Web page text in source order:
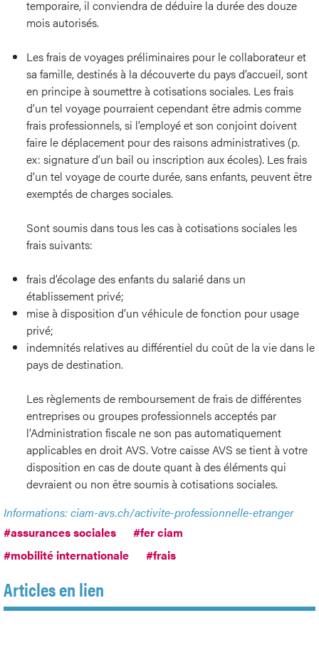
temporaire, il conviendra de déduire la durée des douze
mois autorisés.
Les frais de voyages préliminaires pour le collaborateur et
sa famille, destinés à la découverte du pays d’accueil, sont
en principe à soumettre à cotisations sociales. Les frais
d’un tel voyage pourraient cependant être admis comme
frais professionnels, si l’employé et son conjoint doivent
faire le déplacement pour des raisons administratives (p.
ex: signature d’un bail ou inscription aux écoles). Les frais
d’un tel voyage de courte durée, sans enfants, peuvent être
exemptés de charges sociales.
Sont soumis dans tous les cas à cotisations sociales les
frais suivants:
frais d’écolage des enfants du salarié dans un
établissement privé;
mise à disposition d’un véhicule de fonction pour usage
privé;
indemnités relatives au différentiel du coût de la vie dans le
pays de destination.
Les règlements de remboursement de frais de différentes
entreprises ou groupes professionnels acceptés par
l’Administration fiscale ne son pas automatiquement
applicables en droit AVS. Votre caisse AVS se tient à votre
disposition en cas de doute quant à des éléments qui
devraient ou non être soumis à cotisations sociales.
Informations: ciam-avs.ch/activite-professionnelle-etranger
#assurances sociales
#fer ciam
#mobilité internationale
#frais
Articles en lien